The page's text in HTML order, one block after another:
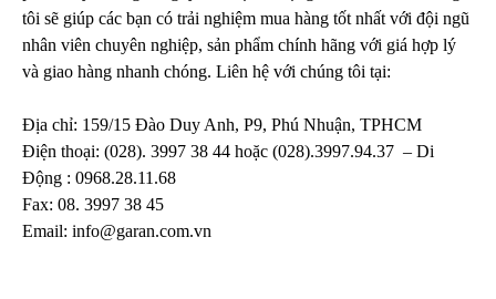
tôi sẽ giúp các bạn có trải nghiệm mua hàng tốt nhất với đội ngũ
nhân viên chuyên nghiệp, sản phẩm chính hãng với giá hợp lý
và giao hàng nhanh chóng. Liên hệ với chúng tôi tại:
Địa chỉ: 159/15 Đào Duy Anh, P9, Phú Nhuận, TPHCM
Điện thoại: (028). 3997 38 44 hoặc (028).3997.94.37 – Di
Động : 0968.28.11.68
Fax: 08. 3997 38 45
Email: info@garan.com.vn